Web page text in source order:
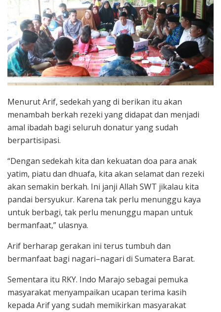
Menurut Arif, sedekah yang di berikan itu akan
menambah berkah rezeki yang didapat dan menjadi
amal ibadah bagi seluruh donatur yang sudah
berpartisipasi.
“Dengan sedekah kita dan kekuatan doa para anak
yatim, piatu dan dhuafa, kita akan selamat dan rezeki
akan semakin berkah. Ini janji Allah SWT jikalau kita
pandai bersyukur. Karena tak perlu menunggu kaya
untuk berbagi, tak perlu menunggu mapan untuk
bermanfaat,” ulasnya.
Arif berharap gerakan ini terus tumbuh dan
bermanfaat bagi nagari–nagari di Sumatera Barat.
Sementara itu RKY. Indo Marajo sebagai pemuka
masyarakat menyampaikan ucapan terima kasih
kepada Arif yang sudah memikirkan masyarakat